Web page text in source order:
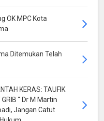
OK MPC Kota
Ditemukan Telah
KERAS: TAUFIK
" Dr M Martin
Jangan Catut